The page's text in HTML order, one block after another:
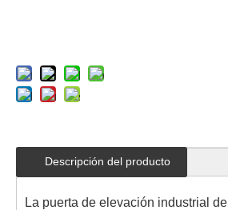
Descripción del producto
La puerta de elevación industrial de